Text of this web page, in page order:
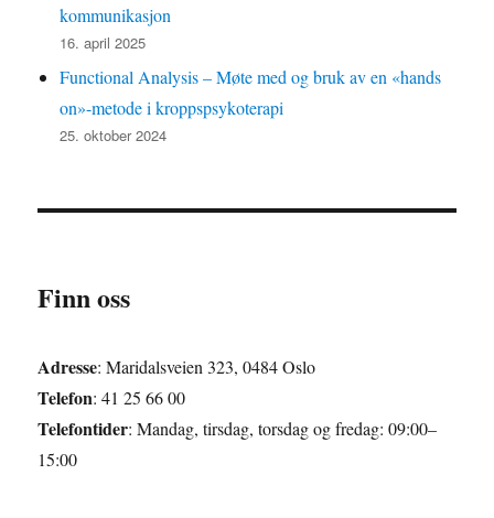
kommunikasjon
16. april 2025
Functional Analysis – Møte med og bruk av en «hands
on»-metode i kroppspsykoterapi
25. oktober 2024
Finn oss
Adresse: Maridalsveien 323, 0484 Oslo
Telefon: 41 25 66 00
Telefontider: Mandag, tirsdag, torsdag og fredag: 09:00–
15:00